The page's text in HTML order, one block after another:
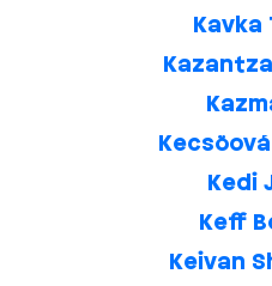
Kavka
Kedi
Keff
Keivan